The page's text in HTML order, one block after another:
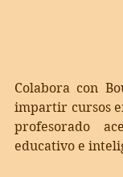
Colabora con
impartir cursos
profesorado
educativo e